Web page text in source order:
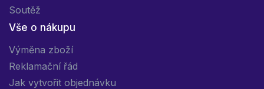
Soutěž
Vše o nákupu
Výměna zboží
Reklamační řád
Jak vytvořit objednávku